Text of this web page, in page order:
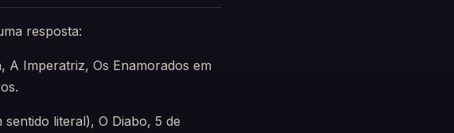
resposta:
A Imperatriz, Os Enamorados em
literal), O Diabo, 5 de